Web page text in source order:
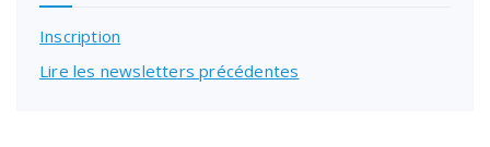
Inscription
Lire les newsletters précédentes